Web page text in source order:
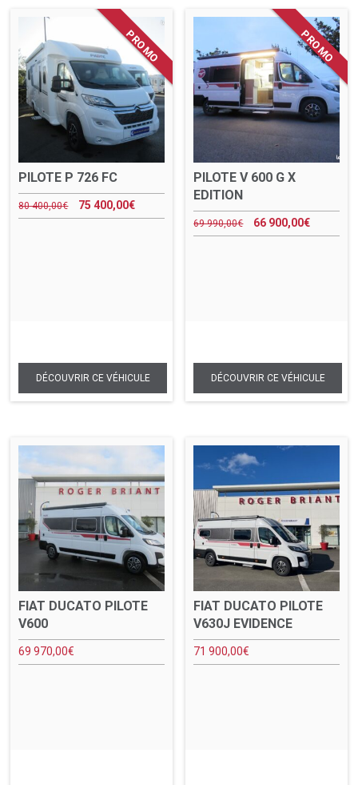
PILOTE P 726 FC
80 400,00€ 75 400,00€
PILOTE V 600 G X
EDITION
69 990,00€ 66 900,00€
FIAT DUCATO PILOTE
V600
69 970,00€
FIAT DUCATO PILOTE
V630J EVIDENCE
71 900,00€